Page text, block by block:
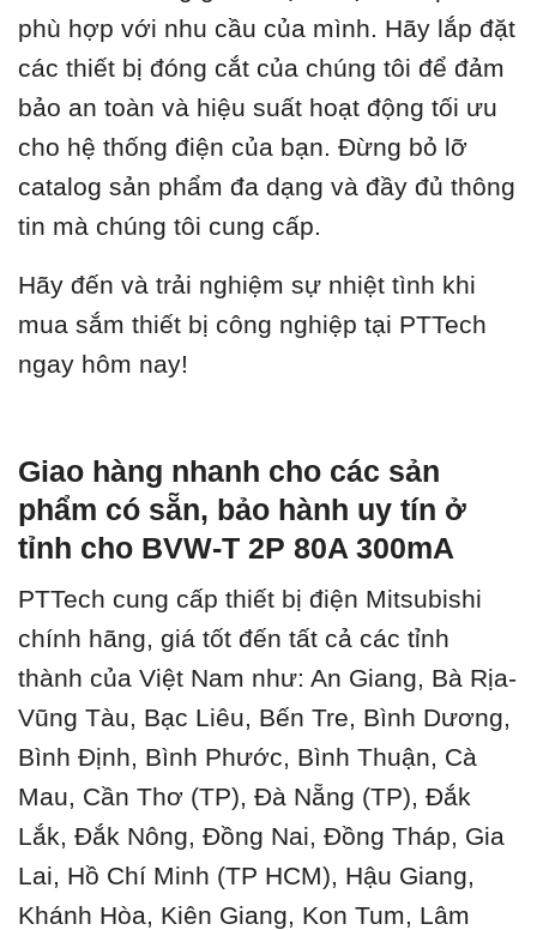
phù hợp với nhu cầu của mình. Hãy lắp đặt
các thiết bị đóng cắt của chúng tôi để đảm
bảo an toàn và hiệu suất hoạt động tối ưu
cho hệ thống điện của bạn. Đừng bỏ lỡ
catalog sản phẩm đa dạng và đầy đủ thông
tin mà chúng tôi cung cấp.
Hãy đến và trải nghiệm sự nhiệt tình khi
mua sắm thiết bị công nghiệp tại PTTech
ngay hôm nay!
Giao hàng nhanh cho các sản
phẩm có sẵn, bảo hành uy tín ở
tỉnh cho BVW-T 2P 80A 300mA
PTTech cung cấp thiết bị điện Mitsubishi
chính hãng, giá tốt đến tất cả các tỉnh
thành của Việt Nam như: An Giang, Bà Rịa-
Vũng Tàu, Bạc Liêu, Bến Tre, Bình Dương,
Bình Định, Bình Phước, Bình Thuận, Cà
Mau, Cần Thơ (TP), Đà Nẵng (TP), Đắk
Lắk, Đắk Nông, Đồng Nai, Đồng Tháp, Gia
Lai, Hồ Chí Minh (TP HCM), Hậu Giang,
Khánh Hòa, Kiên Giang, Kon Tum, Lâm